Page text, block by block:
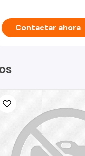
Contactar ahora